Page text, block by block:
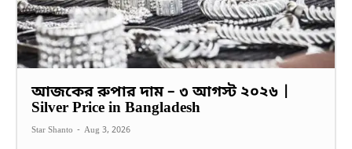
আজকের রুপার দাম – ৩ আগস্ট ২০২৬ |
Silver Price in Bangladesh
Star Shanto - Aug 3, 2026